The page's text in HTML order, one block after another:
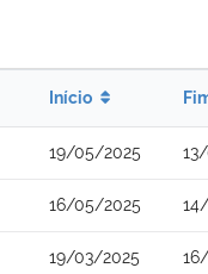
Início
19/05/2025
16/05/2025
19/03/2025